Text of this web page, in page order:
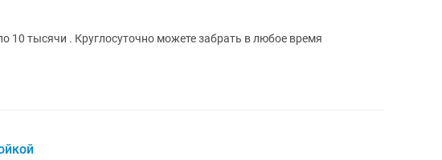
10 тысячи . Круглосуточно можете забрать в любое время